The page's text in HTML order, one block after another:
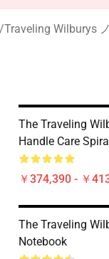
/Traveling Wilburys
The Traveling
Handle Care
￥374,390 - ￥
The Traveling
Notebook